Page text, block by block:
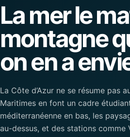
La mer le
montagne
on en a
La Côte d’Azur ne se résume pas
Maritimes en font un cadre
méditerranéenne en bas, les
au-dessus, et des stations comme